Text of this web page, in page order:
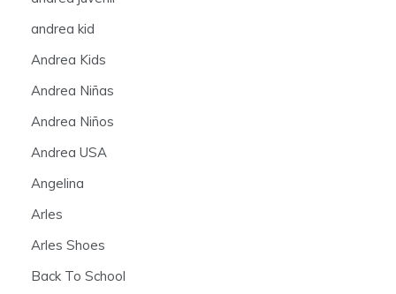
andrea kid
Andrea Kids
Andrea Niñas
Andrea Niños
Andrea USA
Angelina
Arles
Arles Shoes
Back To School